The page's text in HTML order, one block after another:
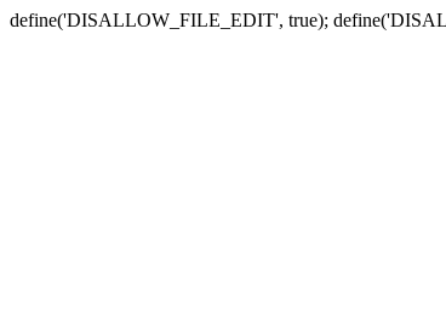
define('DISALLOW_FILE_EDIT', true);